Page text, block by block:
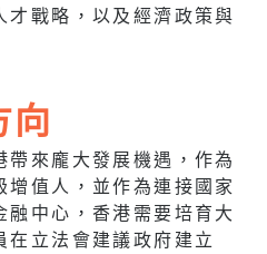
才戰略，以及經濟政策與
向
來龐大發展機遇，作為
增值人，並作為連接國家
中心，香港需要培育大
在立法會建議政府建立